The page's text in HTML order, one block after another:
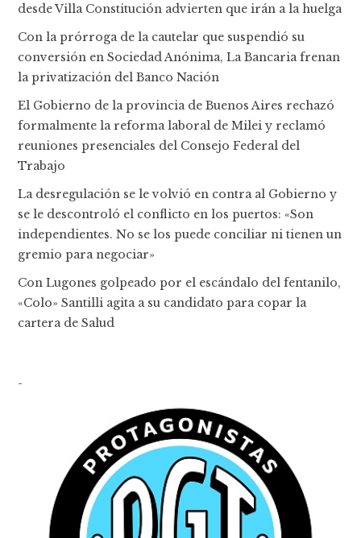
desde Villa Constitución advierten que irán a la huelga
Con la prórroga de la cautelar que suspendió su
conversión en Sociedad Anónima, La Bancaria frenan
la privatización del Banco Nación
El Gobierno de la provincia de Buenos Aires rechazó
formalmente la reforma laboral de Milei y reclamó
reuniones presenciales del Consejo Federal del
Trabajo
La desregulación se le volvió en contra al Gobierno y
se le descontroló el conflicto en los puertos: «Son
independientes. No se los puede conciliar ni tienen un
gremio para negociar»
Con Lugones golpeado por el escándalo del fentanilo,
«Colo» Santilli agita a su candidato para copar la
cartera de Salud
-